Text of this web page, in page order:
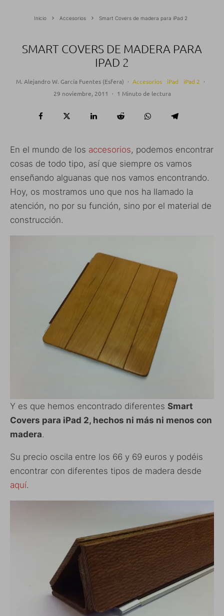
Inicio Accesorios Smart Covers de madera para iPad 2
SMART COVERS DE MADERA PARA
IPAD 2
M. Alejandro W. García Fuentes (Esfera) · Accesorios iPad iPad 2 ·
29 noviembre, 2011
· 1 Minuto de lectura
En el mundo de los accesorios, podemos encontrar
cosas de todo tipo, así que siempre os vamos
enseñando alguanas que nos vamos encontrando.
Hoy, os mostramos uno que nos ha llamado la
atención, no por su función, sino por el material de
construcción.
Y es que hemos encontrado diferentes Smart
Covers para iPad 2, hechos ni más ni menos con
madera.
Su precio oscila entre los 66 y 69 euros y podéis
encontrar con diferentes tipos de madera desde
aquí.